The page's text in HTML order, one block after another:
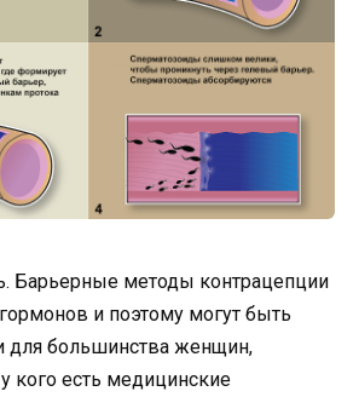
Барьерные методы контрацепции
и поэтому могут быть
для большинства женщин,
кого есть медицинские